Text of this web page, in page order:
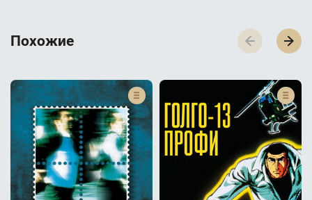
П­­­о­­­х­­­о­­­ж­­­и­­­е